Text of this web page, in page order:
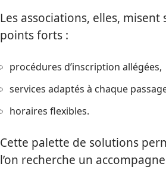
Les associations, elles,
points forts :
procédures d’inscription allégées,
services adaptés à chaque
horaires flexibles.
Cette palette de solutions
l’on recherche un